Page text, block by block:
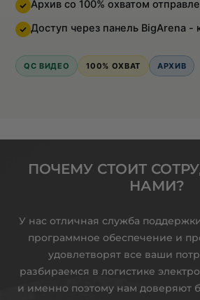
Архив со 100% охватом
Доступ через панель BigArena -
QC ВИДЕО 100% ОХВАТ АРХИВ
ПОЧЕМУ СТОИТ
НАМИ?
У нас отличная служба
программное обеспечение и
удовлетворят все ваши
разбираемся в логистике
и именно поэтому нам доверяют